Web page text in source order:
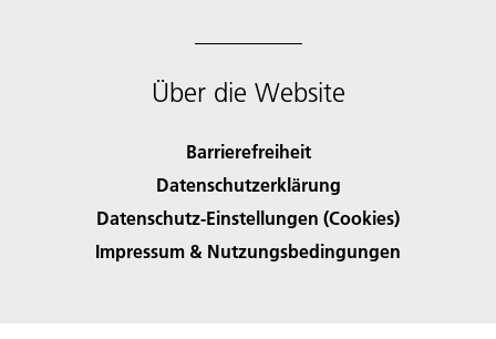
Über die Website
Barrierefreiheit
Datenschutzerklärung
Datenschutz-Einstellungen (Cookies)
Impressum & Nutzungsbedingungen